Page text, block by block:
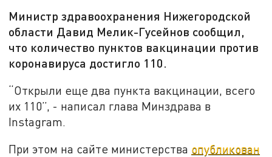
Министр здравоохранения Нижегородской
области Давид Мелик-Гусейнов сообщил,
что количество пунктов вакцинации против
коронавируса достигло 110.
“Открыли еще два пункта вакцинации, всего
их 110”, - написал глава Минздрава в
Instagram.
При этом на сайте министерства опубликован